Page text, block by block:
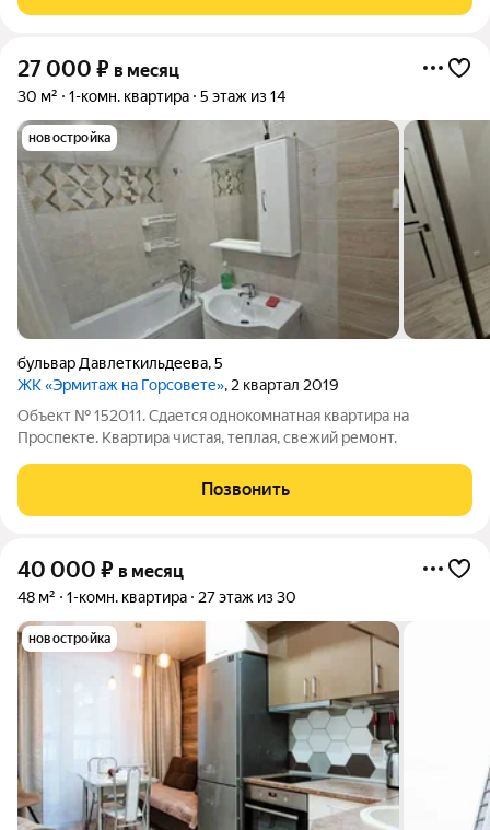
27 000 ₽ в месяц
30 м² 1-комн. квартира 5 этаж из 14
новостройка
бульвар Давлеткильдеева,5
ЖК «Эрмитаж на Горсовете», 2 квартал 2019
Объект № 152011. Сдается однокомнатная квартира на
Проспекте. Квартира чистая, теплая, свежий ремонт.
Позвонить
40 000 ₽ в месяц
48 м² 1-комн. квартира 27 этаж из 30
новостройка